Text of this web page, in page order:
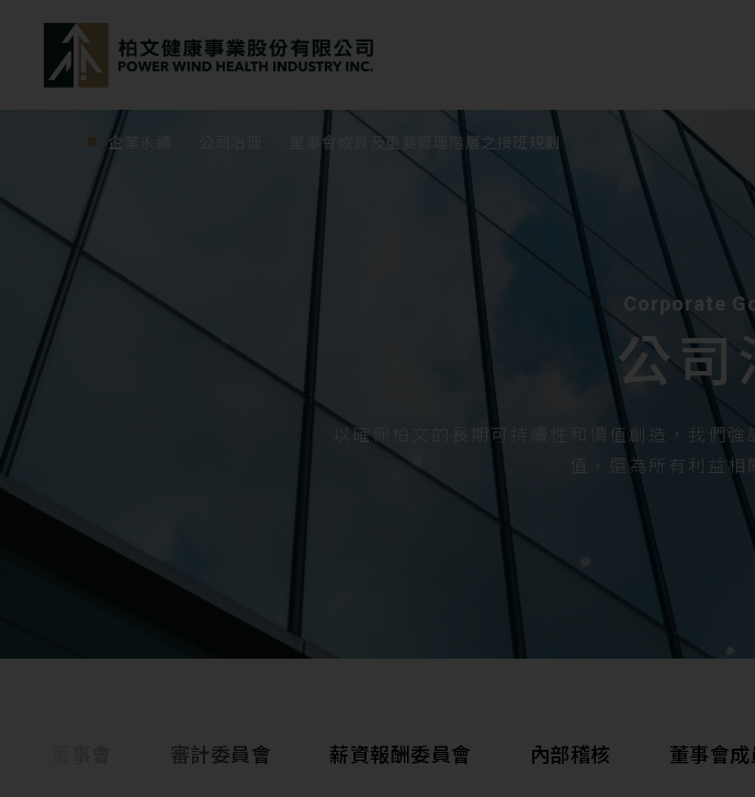
Corporate
公司
以確保柏文的長期可持續性和價值創造，我們
值，還為所有利益相
企業永續 董事會成員及重要管理階層之接班規劃
審計委員會 薪資報酬委員會 內部稽核 董事會